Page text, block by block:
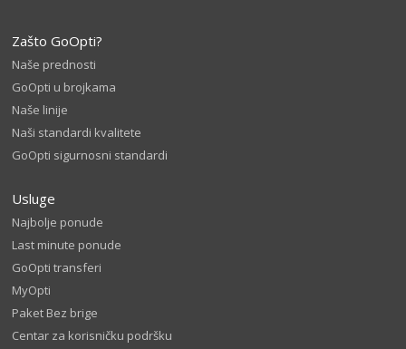
Zašto GoOpti?
Naše prednosti
GoOpti u brojkama
Naše linije
Naši standardi kvalitete
GoOpti sigurnosni standardi
Usluge
Najbolje ponude
Last minute ponude
GoOpti transferi
MyOpti
Paket Bez brige
Centar za korisničku podršku